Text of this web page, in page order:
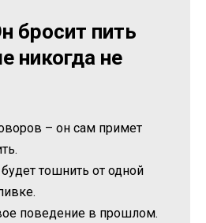
бросит пить
никогда не
– он сам примет
тошнить от одной
поведение в прошлом.